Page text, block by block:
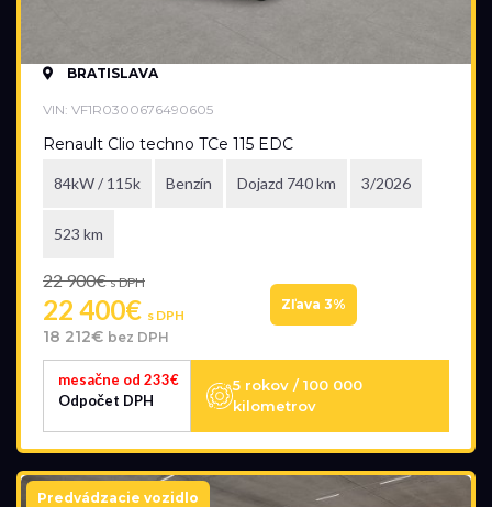
BRATISLAVA
VIN: VF1R0300676490605
Renault Clio techno TCe 115 EDC
84kW / 115k Benzín Dojazd 740 km 3/2026
523 km
22 900€s DPH
22 400€ s DPH
18 212€ bez DPH
Zľava 3%
mesačne od 233€
Odpočet DPH
5 rokov / 100 000
kilometrov
Predvádzacie vozidlo